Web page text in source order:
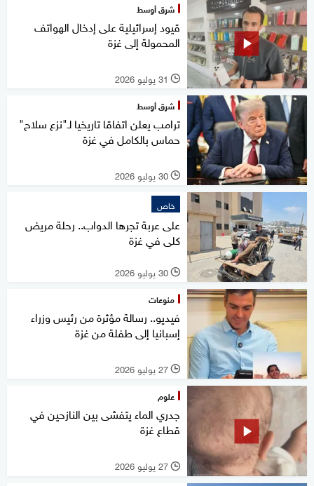
شرق أوسط
قيود إسرائيلية على إدخال الهواتف
المحمولة إلى غزة
l 31 يوليو 2026
شرق أوسط
ترامب يعلن اتفاقا تاريخيا لـ"نزع سلاح"
حماس بالكامل في غزة
l 30 يوليو 2026
خاص
على عربة تجرها الدواب.. رحلة مريض
كلى في غزة
l 30 يوليو 2026
منوعات
فيديو.. رسالة مؤثرة من رئيس وزراء
إسبانيا إلى طفلة من غزة
l 27 يوليو 2026
علوم
جدري الماء يتفشى بين النازحين في
قطاع غزة
l 27 يوليو 2026